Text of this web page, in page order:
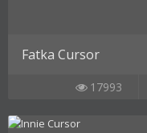
Fatka Cursor
17993